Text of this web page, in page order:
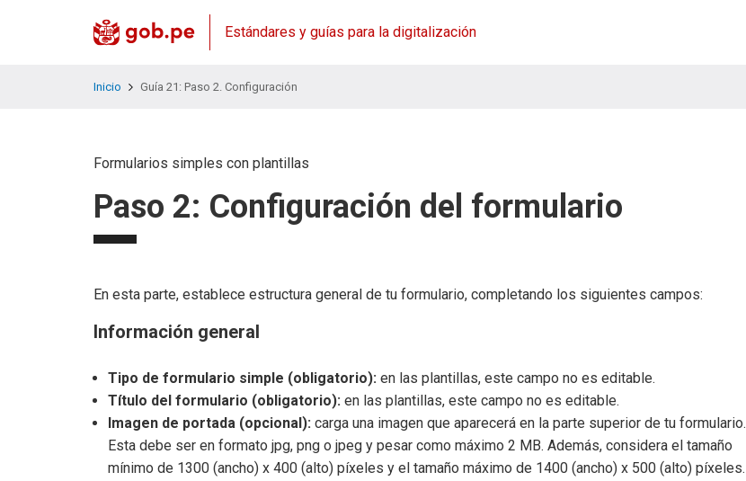
Estándares y guías para la digitalización
Inicio Guía 21: Paso 2. Configuración
Formularios simples con plantillas
Paso 2: Configuración del formulario
En esta parte, establece estructura general de tu formulario, completando los siguientes campos:
Información general
Tipo de formulario simple (obligatorio): en las plantillas, este campo no es editable.
Título del formulario (obligatorio): en las plantillas, este campo no es editable.
Imagen de portada (opcional): carga una imagen que aparecerá en la parte superior de tu formulario.
Esta debe ser en formato jpg, png o jpeg y pesar como máximo 2 MB. Además, considera el tamaño
mínimo de 1300 (ancho) x 400 (alto) píxeles y el tamaño máximo de 1400 (ancho) x 500 (alto) píxeles.